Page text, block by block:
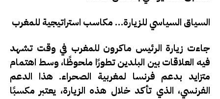
السياق السياسي للزيارة… مكاسب استراتيجية للمغرب
جاءت زيارة الرئيس ماكرون للمغرب في وقت تشهد
فيه العلاقات بين البلدين تطورًا ملحوظًا، وسط اهتمام
متزايد بدعم فرنسا لمغربية الصحراء. هذا الدعم
الفرنسي، الذي تأكد خلال هذه الزيارة، يعتبر مكسبًا